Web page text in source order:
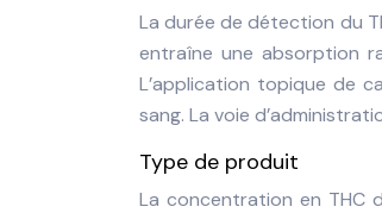
La durée de détection du
entraîne une absorption
L’application topique de
sang. La voie
Type de produit
La concentration en THC